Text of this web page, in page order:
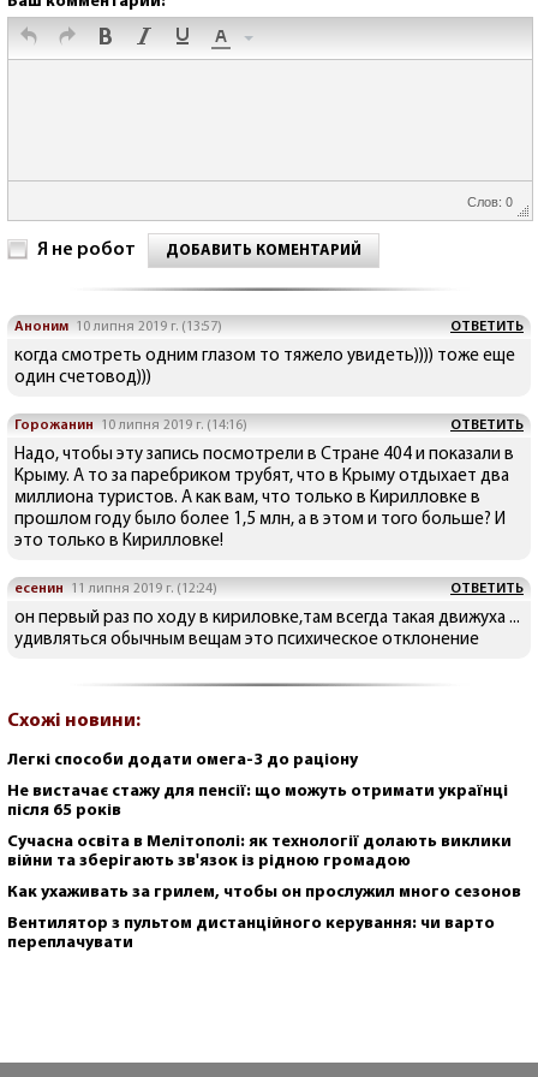
Слов: 0
Я не робот ДОБАВИТЬ КОМЕНТАРИЙ
Аноним 10 липня 2019 г. (13:57) ОТВЕТИТЬ
когда смотреть одним глазом то тяжело увидеть)))) тоже еще
один счетовод)))
Горожанин 10 липня 2019 г. (14:16) ОТВЕТИТЬ
Надо, чтобы эту запись посмотрели в Стране 404 и показали в
Крыму. А то за паребриком трубят, что в Крыму отдыхает два
миллиона туристов. А как вам, что только в Кирилловке в
прошлом году было более 1,5 млн, а в этом и того больше? И
это только в Кирилловке!
есенин 11 липня 2019 г. (12:24) ОТВЕТИТЬ
он первый раз по ходу в кириловке,там всегда такая движуха ...
удивляться обычным вещам это психическое отклонение
Схожі новини:
Легкі способи додати омега-3 до раціону
Не вистачає стажу для пенсії: що можуть отримати українці
після 65 років
Сучасна освіта в Мелітополі: як технології долають виклики
війни та зберігають зв'язок із рідною громадою
Как ухаживать за грилем, чтобы он прослужил много сезонов
Вентилятор з пультом дистанційного керування: чи варто
переплачувати